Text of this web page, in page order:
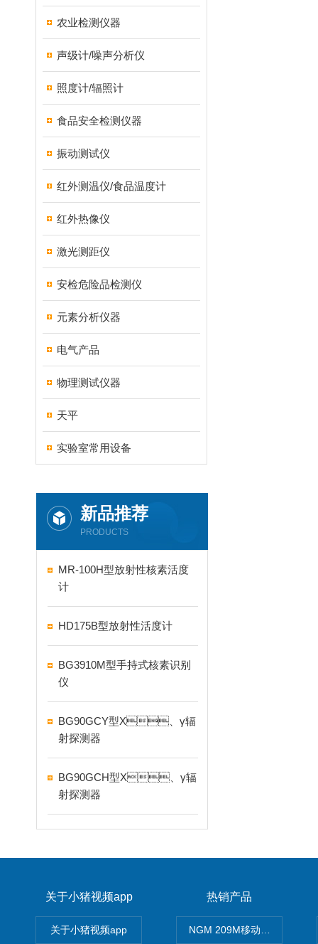
农业检测仪器
声级计/噪声分析仪
照度计/辐照计
食品安全检测仪器
振动测试仪
红外测温仪/食品温度计
红外热像仪
激光测距仪
安检危险品检测仪
元素分析仪器
电气产品
物理测试仪器
天平
实验室常用设备
新品推荐
PRODUCTS
MR-100H型放射性核素活度
计
HD175B型放射性活度计
BG3910M型手持式核素识别
仪
BG90GCY型X、γ辐
射探测器
BG90GCH型X、γ辐
射探测器
关于小猪视频app
关于小猪视频app
热销产品
NGM 209M移动式惰性气体